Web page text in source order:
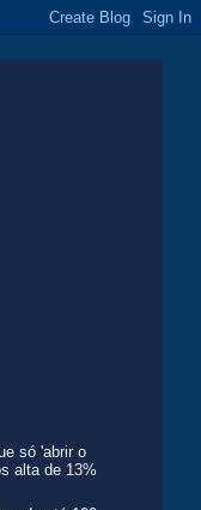
só 'abrir o
alta de 13%